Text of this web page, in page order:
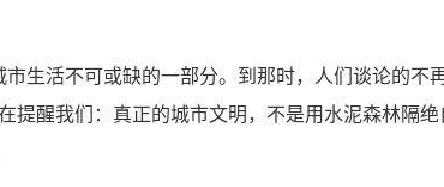
生活不可或缺的一部分。到那时，人们谈论的不
提醒我们：真正的城市文明，不是用水泥森林隔绝